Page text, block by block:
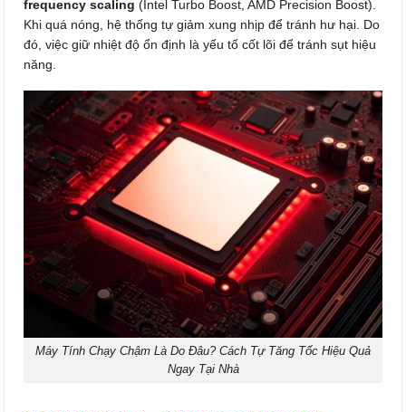
frequency scaling (Intel Turbo Boost, AMD Precision Boost).
Khi quá nóng, hệ thống tự giảm xung nhịp để tránh hư hại. Do
đó, việc giữ nhiệt độ ổn định là yếu tố cốt lõi để tránh sụt hiệu
năng.
Máy Tính Chạy Chậm Là Do Đâu? Cách Tự Tăng Tốc Hiệu Quả
Ngay Tại Nhà